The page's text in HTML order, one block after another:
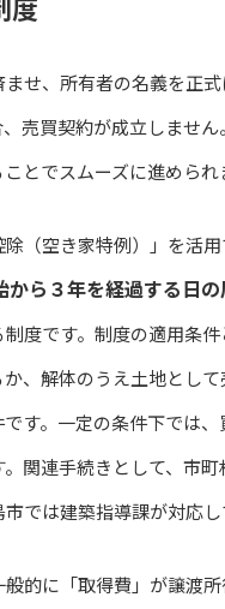
せ、所有者の名義を正
売買契約が成立しませ
とでスムーズに進められ
（空き家特例）」を活
から３年を経過する日
度です。制度の適用条
、解体のうえ土地とし
す。一定の条件下では
関連手続きとして、市
では建築指導課が対応し
的に「取得費」が譲渡